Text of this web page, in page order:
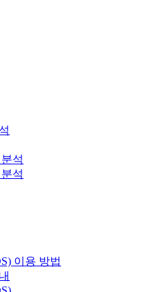
석
석
이용 방법